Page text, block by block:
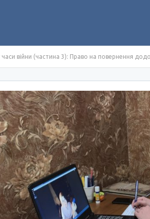
часи війни (частина 3): Право на повернення